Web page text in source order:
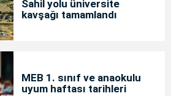
Sahil yolu üniversite
kavşağı tamamlandı
MEB 1. sınıf ve anaokulu
uyum haftası tarihleri